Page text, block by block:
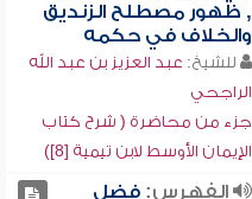
, ظهور مصطلح الزنديق
والخلاف في حكمه
للشيخ: عبد العزيز بن عبد الله
الراجحي
جزء من محاضرة ( شرح كتاب
الإيمان الأوسط لابن تيمية [8])
الفهرس:فضل